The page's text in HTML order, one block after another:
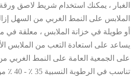
الغبار ، يمكنك استخدام شريط لاصق ورقة
الملابس على النمط الغربي من السهل
أو طويلة في خزانة الملابس ، معلقة في
يساعد على استعادة التعب من الملابس
على الجمعية العامة على النمط الغربي
تناسب